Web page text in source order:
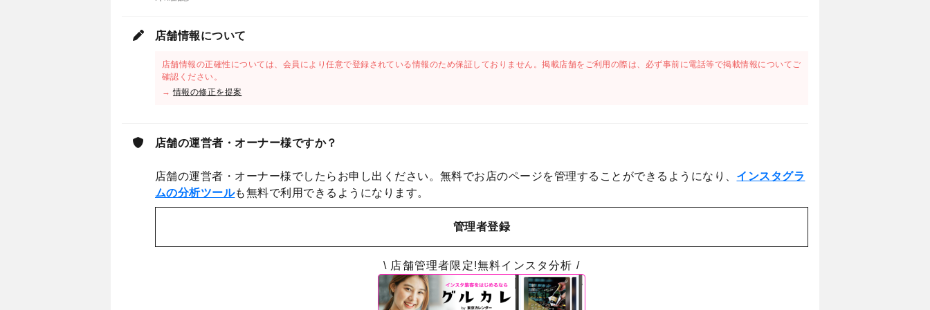
店舗情報について
店舗情報の正確性については、会員により任意で登録されている情報のため保証しておりません。掲載店舗をご利用の際は、必ず事前に電話等で掲載情報についてご
確認ください。
→情報の修正を提案
店舗の運営者・オーナー様ですか？
店舗の運営者・オーナー様でしたらお申し出ください。無料でお店のページを管理することができるようになり、 インスタグラ
ムの分析ツールも無料で利用できるようになります。
管理者登録
\ 店舗管理者限定!無料インスタ分析 /